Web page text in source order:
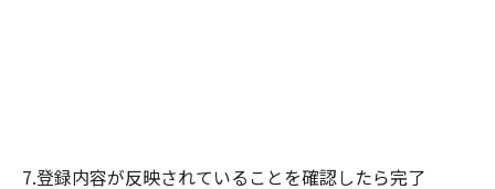
7.登録内容が反映されていることを確認したら完了